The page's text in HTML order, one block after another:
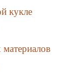
кукле